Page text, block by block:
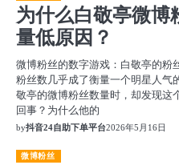
为什么白敬亭微博
量低原因？
微博粉丝的数字游戏：白敬亭的粉
粉丝数几乎成了衡量一个明星人气
敬亭的微博粉丝数量时，却发现这
回事？为什么他的
by抖音24自助下单平台2026年5月16日
微博粉丝